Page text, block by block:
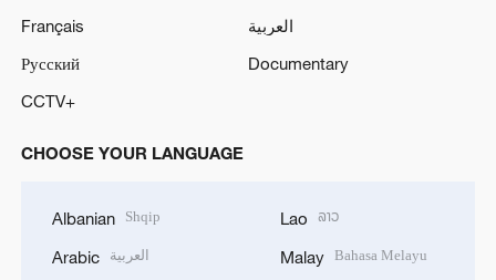
Français
العربية
Русский
Documentary
CCTV+
CHOOSE YOUR LANGUAGE
Albanian Shqip
Arabic العربية
Lao ລາວ
Malay Bahasa Melayu